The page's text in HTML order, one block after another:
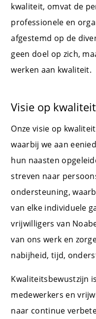
kwaliteit, omvat de
professionele en
afgestemd op de
geen doel op zich,
werken aan kwaliteit.
Visie op kwaliteit
Onze visie op
waarbij we aan
hun naasten
streven naar
ondersteuning,
van elke individuele
vrijwilligers van
van ons werk en
nabijheid, tijd,
Kwaliteitsbewustzijn
medewerkers en
naar continue